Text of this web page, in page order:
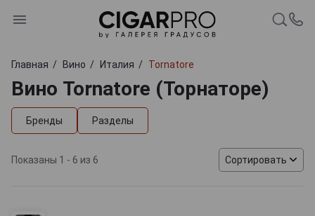
Главная Вино Италия Tornatore
Вино Tornatore (Торнаторе)
Бренды Разделы
Показаны 1 - 6 из 6 Сортировать